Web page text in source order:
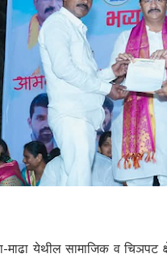
येथील सामाजिक व चिञपट